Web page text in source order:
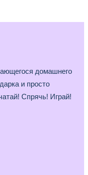
домашнего
и просто
Спрячь! Играй!